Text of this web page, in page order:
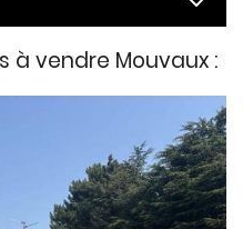
à vendre Mouvaux :